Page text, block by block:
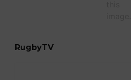
RugbyTV